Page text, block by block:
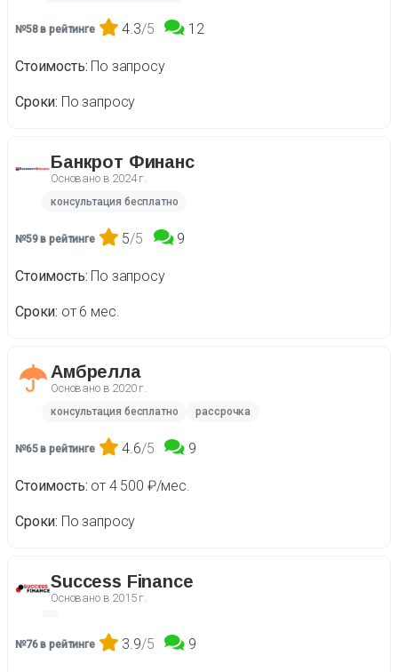
№58 в рейтинге 4.3/5 12
Стоимость По запросу
Сроки По запросу
Банкрот Финанс
Основано в 2024 г.
консультация бесплатно
№59 в рейтинге 5/5 9
Стоимость По запросу
Сроки от 6 мес.
Амбрелла
Основано в 2020 г.
консультация бесплатно рассрочка
№65 в рейтинге 4.6/5 9
Стоимость от 4 500 ₽/мес.
Сроки По запросу
Success Finance
Основано в 2015 г.
№76 в рейтинге 3.9/5 9